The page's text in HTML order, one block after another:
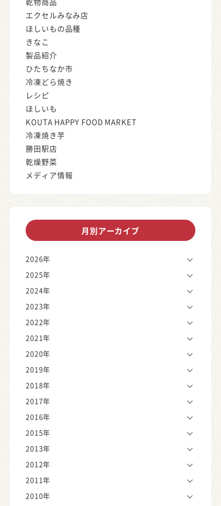
エクセルみなみ店
ほしいもの品種
きなこ
製品紹介
ひたちなか市
冷凍どら焼き
レシピ
ほしいも
KOUTA HAPPY FOOD MARKET
冷凍焼き芋
勝田駅店
乾燥野菜
メディア情報
月別アーカイブ
2026年
2025年
2024年
2023年
2022年
2021年
2020年
2019年
2018年
2017年
2016年
2015年
2013年
2012年
2011年
2010年